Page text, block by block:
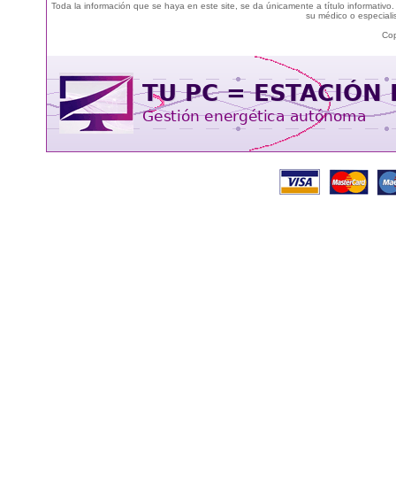
Toda la información que se haya en este site, se da únicamente a título
su médico o